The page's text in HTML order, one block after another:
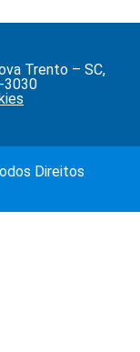
Trento – SC,
3030
Direitos